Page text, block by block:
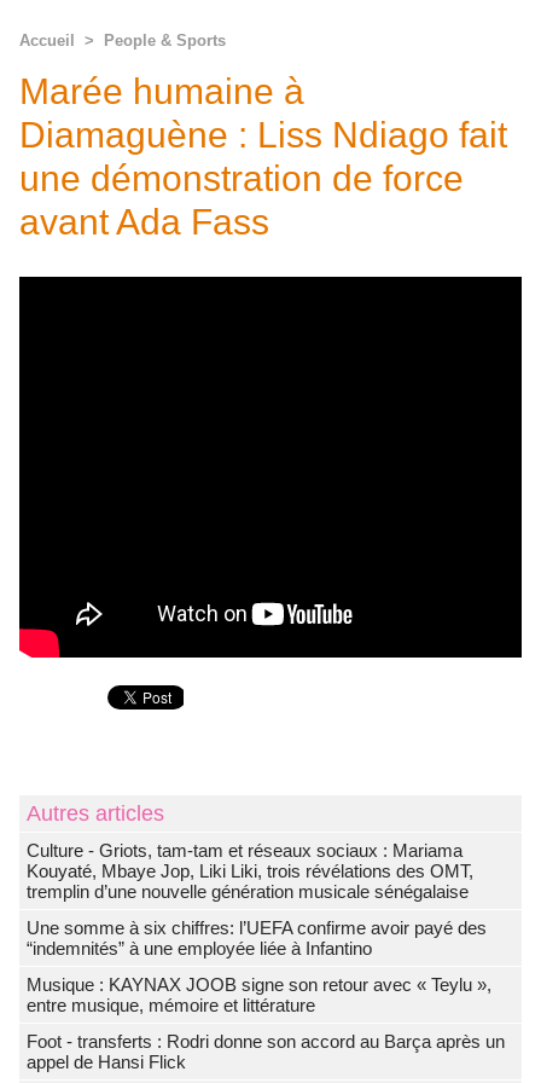
Accueil > People & Sports
Marée humaine à
Diamaguène : Liss Ndiago fait
une démonstration de force
avant Ada Fass
Autres articles
Culture - Griots, tam-tam et réseaux sociaux : Mariama
Kouyaté, Mbaye Jop, Liki Liki, trois révélations des OMT,
tremplin d’une nouvelle génération musicale sénégalaise
Une somme à six chiffres: l’UEFA confirme avoir payé des
“indemnités” à une employée liée à Infantino
Musique : KAYNAX JOOB signe son retour avec « Teylu »,
entre musique, mémoire et littérature
Foot - transferts : Rodri donne son accord au Barça après un
appel de Hansi Flick